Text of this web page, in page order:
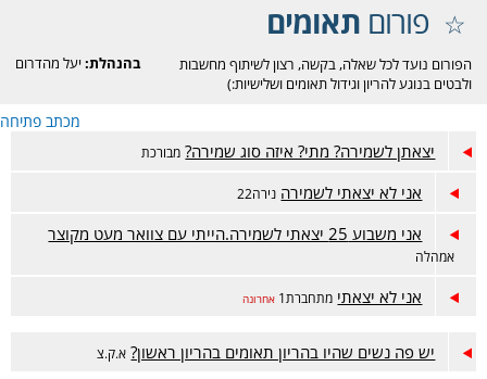
פורום תאומים
בהנהלת: יעל מהדרום
הפורום נועד לכל שאלה, בקשה, רצון לשיתוף מחשבות
ולבטים בנוגע להריון וגידול תאומים ושלישיות:)
מכתב פתיחה
יצאתן לשמירה? מתי? איזה סוג שמירה? מבורכת
אני לא יצאתי לשמירה נירה22
אני משבוע 25 יצאתי לשמירה.הייתי עם צוואר מעט מקוצר
אמהלה
אני לא יצאתי מתחברת1 אחרונה
יש פה נשים שהיו בהריון תאומים בהריון ראשון? א.ק.צ